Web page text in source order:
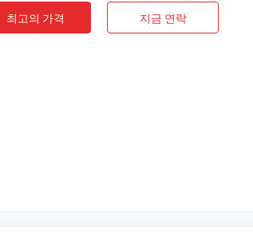
최고의 가격 지금 연락